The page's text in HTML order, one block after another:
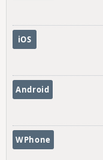
iOS
Android
WPhone